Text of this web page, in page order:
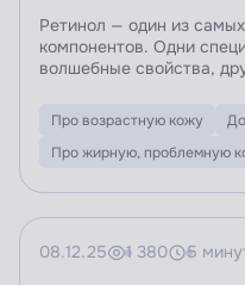
Ретинол — один из
компонентов. Одни
волшебные свойства,
Про возрастную кожу
Про жирную, проблемную
08.12.25 1 380 5